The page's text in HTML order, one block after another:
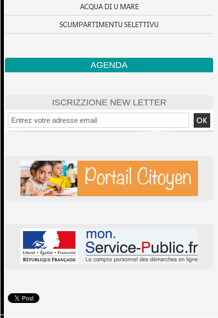
ACQUA DI U MARE
SCUMPARTIMENTU SELETTIVU
AGENDA
ISCRIZZIONE NEW LETTER